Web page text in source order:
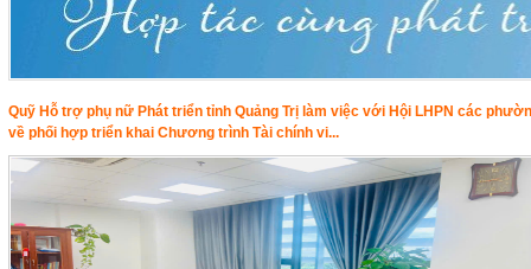
Quỹ Hỗ trợ phụ nữ Phát triển tỉnh Quảng Trị làm việc với Hội LHPN các
về phối hợp triển khai Chương trình Tài chính vi...